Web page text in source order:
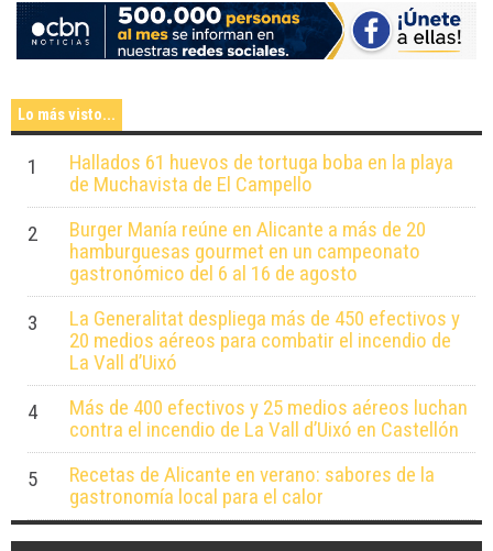
Lo más visto...
1
Hallados 61 huevos de tortuga boba en la playa
de Muchavista de El Campello
2
Burger Manía reúne en Alicante a más de 20
hamburguesas gourmet en un campeonato
gastronómico del 6 al 16 de agosto
3
La Generalitat despliega más de 450 efectivos y
20 medios aéreos para combatir el incendio de
La Vall d’Uixó
4
Más de 400 efectivos y 25 medios aéreos luchan
contra el incendio de La Vall d’Uixó en Castellón
5
Recetas de Alicante en verano: sabores de la
gastronomía local para el calor